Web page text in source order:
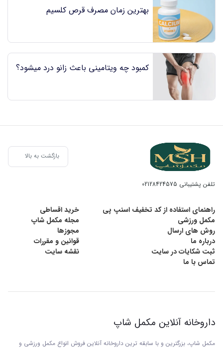
بهترین زمان مصرف قرص کلسیم
کمبود چه ویتامینی باعث زانو درد میشود؟
بازگشت به بالا
تلفن پشتیبانی 02128424575
راهنمای استفاده از کد تخفیف اسنپ پی
خرید اقساطی
مکمل ورزشی
مجله مکمل شاپ
روش های ارسال
مجوزها
درباره ما
قوانین و مقررات
ثبت شکایات در سایت
نقشه سایت
تماس با ما
داروخانه آنلاین مکمل شاپ
مکمل شاپ، بزرگترین و با سابقه ترین داروخانه آنلاین فروش انواع مکمل ورزشی و